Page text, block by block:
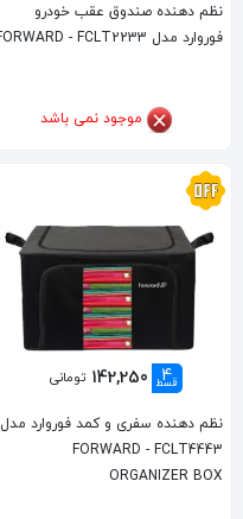
نظم دهنده صندوق عقب خودرو
فوروارد مدل FORWARD - FCLT2233
موجود نمی باشد
4
قسط 142,250 تومانی
نظم دهنده سفری و کمد فوروارد مدل
FORWARD - FCLT4443
ORGANIZER BOX